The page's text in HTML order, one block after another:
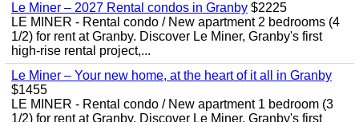
Le Miner – 2027 Rental condos in Granby $2225
LE MINER - Rental condo / New apartment 2 bedrooms (4
1/2) for rent at Granby. Discover Le Miner, Granby's first
high-rise rental project,...
Le Miner – Your new home, at the heart of it all in Granby
$1455
LE MINER - Rental condo / New apartment 1 bedroom (3
1/2) for rent at Granby. Discover Le Miner, Granby's first